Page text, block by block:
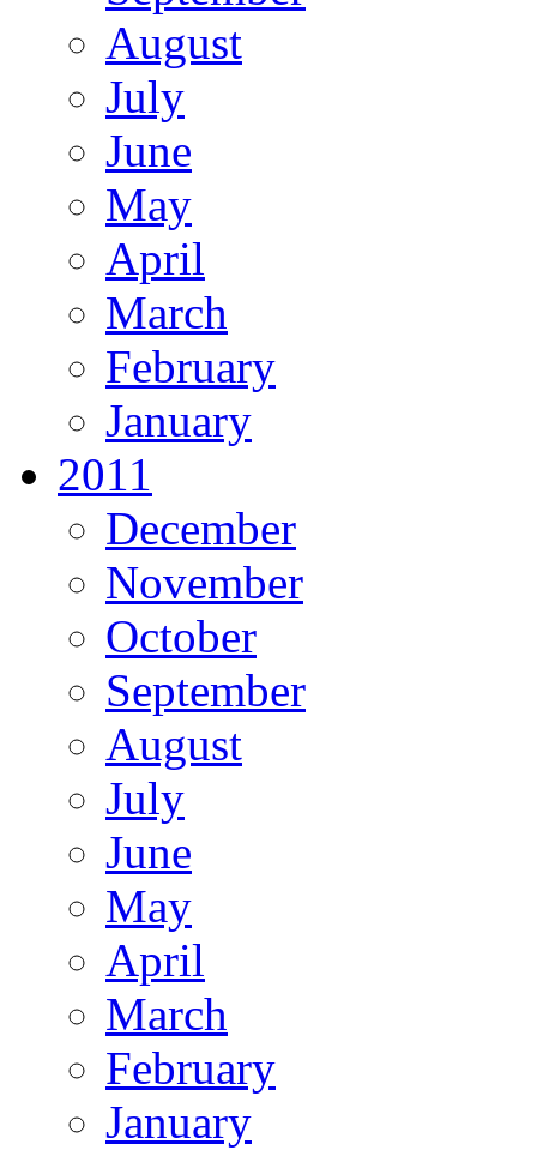
August
July
June
May
April
March
February
January
2011
December
November
October
September
August
July
June
May
April
March
February
January